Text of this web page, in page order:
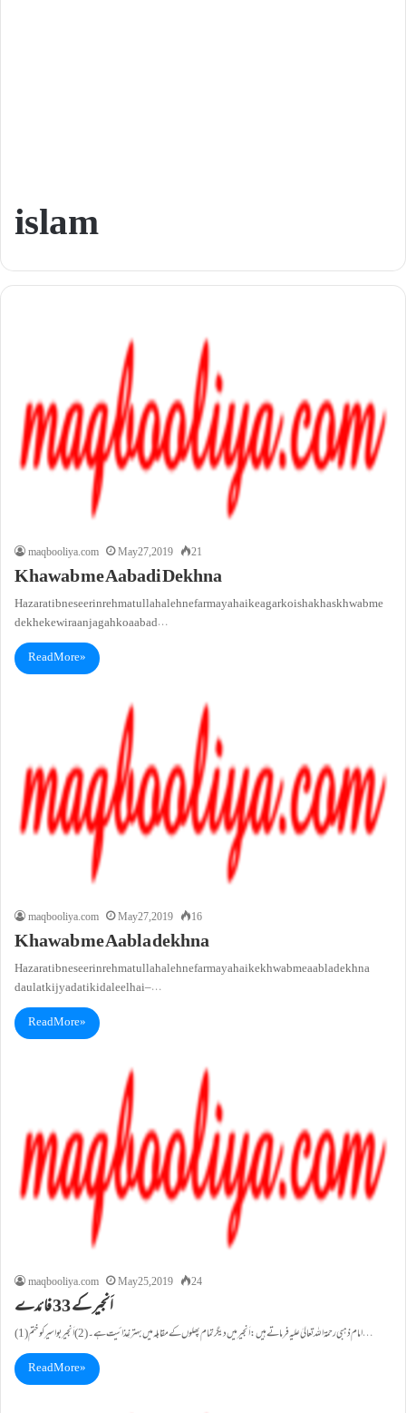
islam
maqbooliya.com May 27, 2019 21
Khawab me Aabadi Dekhna
Hazarat ibne seerin rehmatullah aleh ne farmaya hai ke agar koi shakhas khwab me
dekhe ke wiraan jagah ko aabad…
Read More »
maqbooliya.com May 27, 2019 16
Khawab me Aabla dekhna
Hazarat ibne seerin rehmatullah aleh ne farmaya hai ke khwab me aabla dekhna
daulat ki jyadati ki daleel hai –…
Read More »
maqbooliya.com May 25, 2019 24
اَنجیر کے 33 فائدے
(1)امام ذہبی رحمۃ اللہ تعالیٰ علیہ فرماتے ہیں:اَنجیر میں دیگر تمام پھلوں کے مقابلہ میں بہتر غِذائیت ہے۔(2)اَنجیربواسیر کوختم…
Read More »